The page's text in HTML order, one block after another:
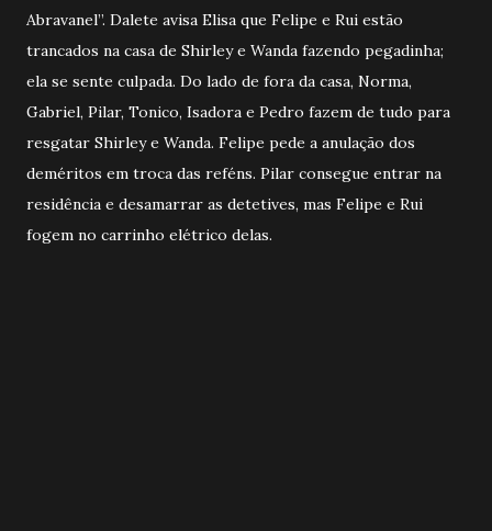
Abravanel”. Dalete avisa Elisa que Felipe e Rui estão
trancados na casa de Shirley e Wanda fazendo pegadinha;
ela se sente culpada. Do lado de fora da casa, Norma,
Gabriel, Pilar, Tonico, Isadora e Pedro fazem de tudo para
resgatar Shirley e Wanda. Felipe pede a anulação dos
deméritos em troca das reféns. Pilar consegue entrar na
residência e desamarrar as detetives, mas Felipe e Rui
fogem no carrinho elétrico delas.